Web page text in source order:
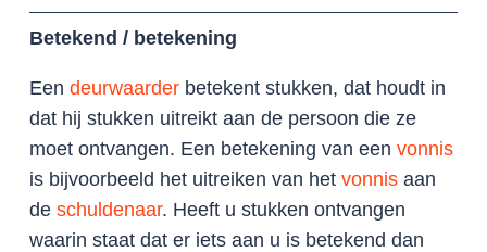
Betekend / betekening
Een deurwaarder betekent stukken, dat houdt in
dat hij stukken uitreikt aan de persoon die ze
moet ontvangen. Een betekening van een vonnis
is bijvoorbeeld het uitreiken van het vonnis aan
de schuldenaar. Heeft u stukken ontvangen
waarin staat dat er iets aan u is betekend dan